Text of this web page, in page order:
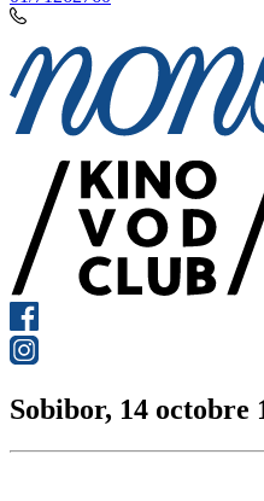
Sobibor, 14 octobre